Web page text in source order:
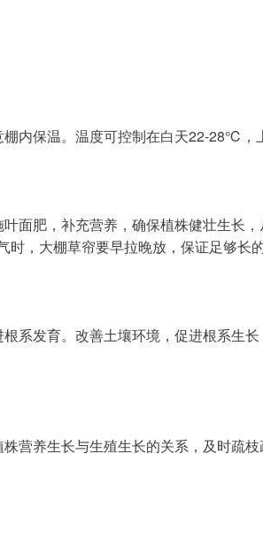
棚内保温。温度可控制在白天22-28℃
叶面肥，补充营养，确保植株健壮生长
，大棚草帘要早拉晚放，保证足够长
营养生长与生殖生长的关系，及时疏